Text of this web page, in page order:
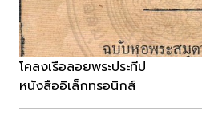
โคลงเรือลอยพระประทีป
หนังสืออิเล็กทรอนิกส์